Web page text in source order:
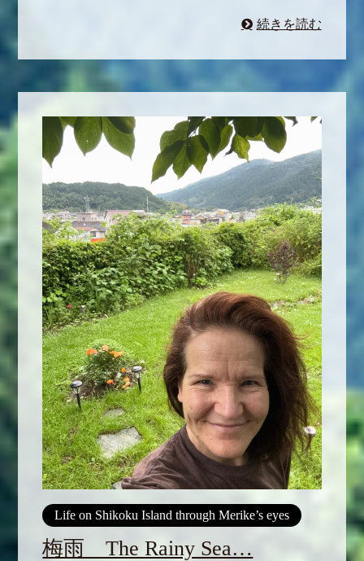
続きを読む
Life on Shikoku Island through Merike’s eyes
梅雨 The Rainy Sea…